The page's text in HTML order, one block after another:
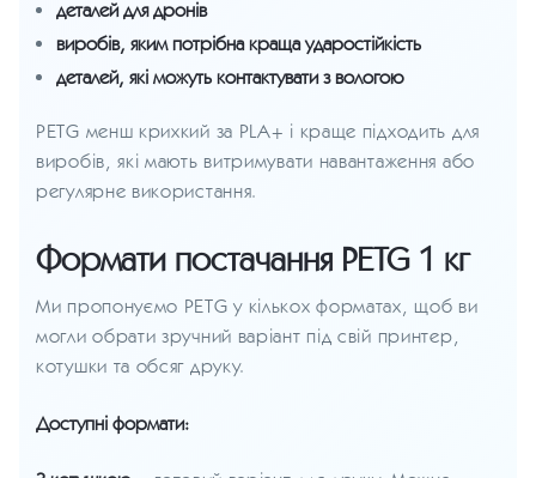
деталей для дронів
виробів, яким потрібна краща ударостійкість
деталей, які можуть контактувати з вологою
PETG менш крихкий за PLA+ і краще підходить для
виробів, які мають витримувати навантаження або
регулярне використання.
Формати постачання PETG 1 кг
Ми пропонуємо PETG у кількох форматах, щоб ви
могли обрати зручний варіант під свій принтер,
котушки та обсяг друку.
Доступні формати: